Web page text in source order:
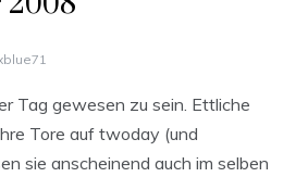
Tag gewesen zu sein. Ettliche
Tore auf twoday (und
sie anscheinend auch im selben